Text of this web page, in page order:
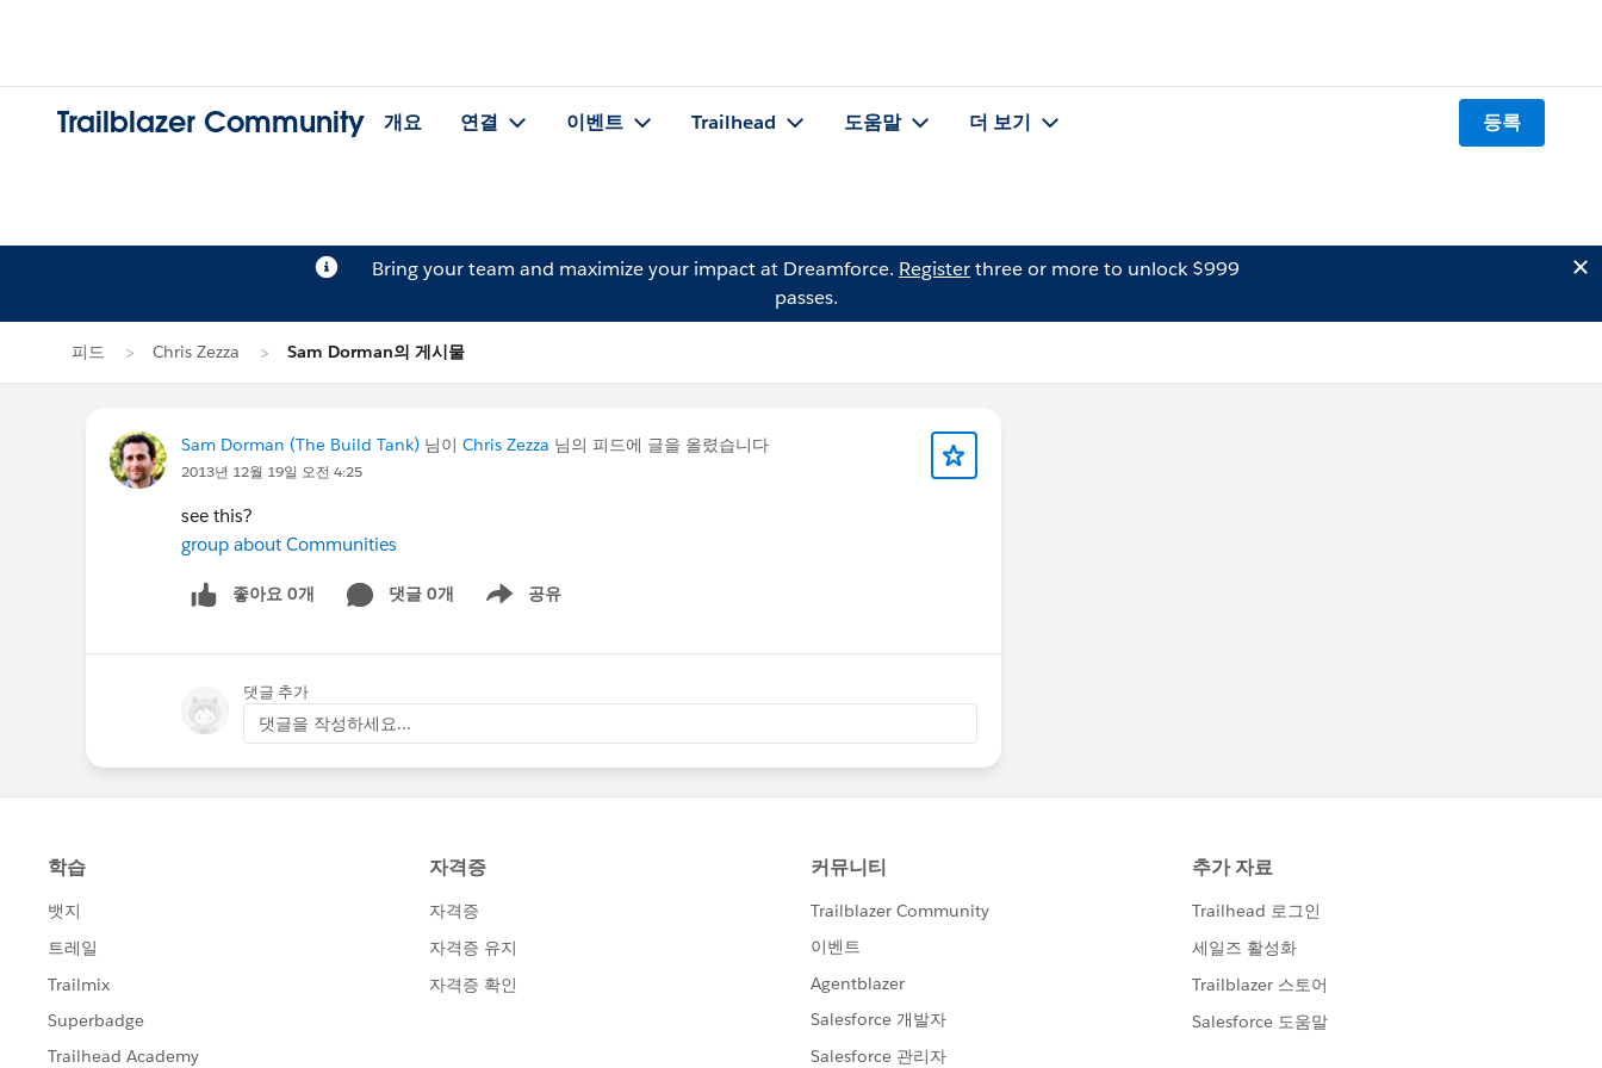
Trailblazer Community 개요 연결 이벤트 Trailhead 도움말 더 보기 등록
Bring your team and maximize your impact at Dreamforce. Registerthree or more to unlock $999
passes.
피드 Chris Zezza Sam Dorman의 게시물
Sam Dorman (The Build Tank) 님이 Chris Zezza 님의 피드에 글을 올렸습니다
2013년 12월 19일 오전 4:25
see this?
group about Communities
좋아요 0개 댓글 0개 공유
Show menu
댓글 추가
댓글을 작성하세요...